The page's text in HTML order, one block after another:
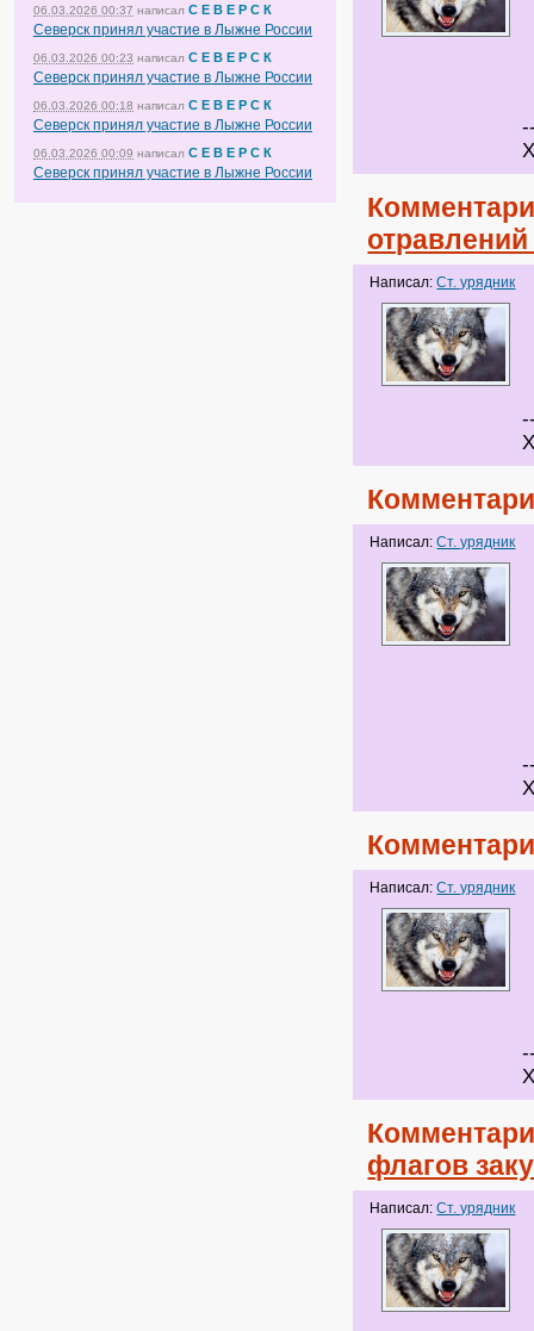
06.03.2026 00:37 написал С Е В Е Р С К
Северск принял участие в Лыжне России
06.03.2026 00:23 написал С Е В Е Р С К
Северск принял участие в Лыжне России
06.03.2026 00:18 написал С Е В Е Р С К
Северск принял участие в Лыжне России
06.03.2026 00:09 написал С Е В Е Р С К
Северск принял участие в Лыжне России
Написал:Ст. урядник
Написал:Ст. урядник
Написал:Ст. урядник
флагов
Написал:Ст. урядник